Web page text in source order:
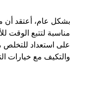
بشكل عام، أعتقد أن
مناسبة لتتبع الوقت
على استعداد
والتكيف مع خيارات